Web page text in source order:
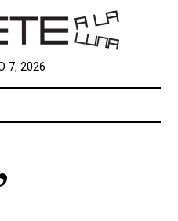
7, 2026